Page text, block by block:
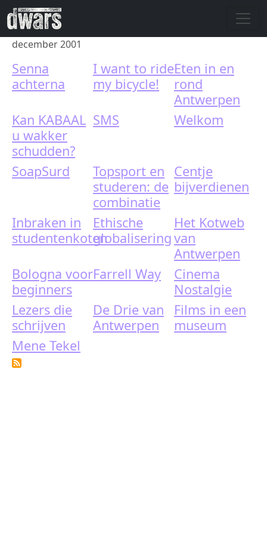
Skip to main content
december 2001
Senna
achterna
I want to ride
my bicycle!
Eten in en
rond
Antwerpen
Kan KABAAL
u wakker
schudden?
SMS Welkom
SoapSurd
Topsport en
studeren: de
combinatie
Centje
bijverdienen
Inbraken in
studentenkoten
Ethische
globalisering
Het Kotweb
van
Antwerpen
Bologna voor
beginners
Farrell Way
Cinema
Nostalgie
Lezers die
schrijven
De Drie van
Antwerpen
Films in een
museum
Mene Tekel